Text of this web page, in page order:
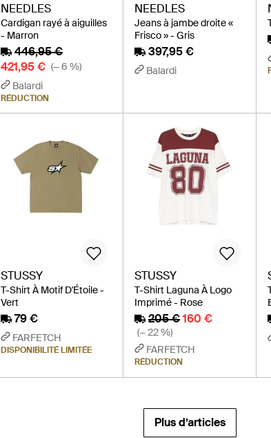
NEEDLES
Cardigan rayé à aiguilles
- Marron
446,95 €
421,95 € (− 6 %)
Balardi
RÉDUCTION
NEEDLES
Jeans à jambe droite «
Frisco » - Gris
397,95 €
Balardi
STUSSY
T-Shirt À Motif D'Étoile -
Vert
79 €
FARFETCH
DISPONIBILITÉ LIMITÉE
STUSSY
T-Shirt Laguna À Logo
Imprimé - Rose
205 € 160 €
(− 22 %)
FARFETCH
RÉDUCTION
Plus d’articles